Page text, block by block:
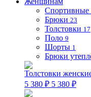
Брюки 23
Толстовки 17
Поло 9
Шорты 1
Брюки
Толстовки
5 380 ₽ 5 380 ₽